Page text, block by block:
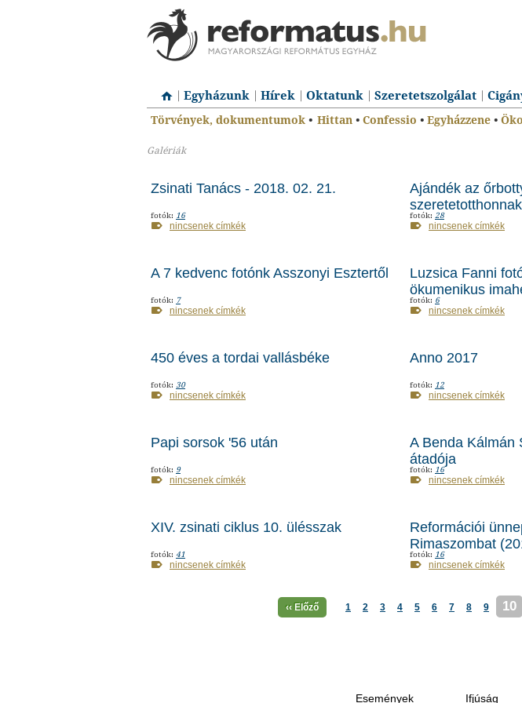
Egyházunk Hírek Oktatunk Szeretetszolgálat
Törvények, dokumentumok • Hittan • Confessio • Egyházzene •
Galériák
Zsinati Tanács - 2018. 02. 21.
fotók: 16
nincsenek címkék
Ajándék az
szeretetotthonnak
fotók: 28
nincsenek címkék
A 7 kedvenc fotónk Asszonyi Esztertől
fotók: 7
nincsenek címkék
Luzsica Fanni
ökumenikus
fotók: 6
nincsenek címkék
450 éves a tordai vallásbéke
fotók: 30
nincsenek címkék
Anno 2017
fotók: 12
nincsenek címkék
Papi sorsok '56 után
fotók: 9
nincsenek címkék
A Benda Kálmán
átadója
fotók: 16
nincsenek címkék
XIV. zsinati ciklus 10. ülésszak
fotók: 41
nincsenek címkék
Reformációi
Rimaszombat
fotók: 16
nincsenek címkék
‹‹ Előző 1 2 3 4 5 6 7 8 9 10
Események Ifjúság